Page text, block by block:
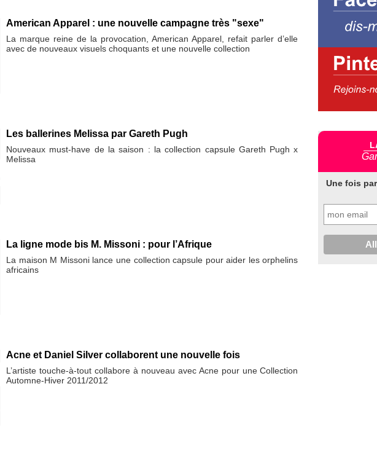
American Apparel : une nouvelle campagne très "sexe"
La marque reine de la provocation, American Apparel, refait parler d’elle
avec de nouveaux visuels choquants et une nouvelle collection
Les ballerines Melissa par Gareth Pugh
Nouveaux must-have de la saison : la collection capsule Gareth Pugh x
Melissa
La ligne mode bis M. Missoni : pour l’Afrique
La maison M Missoni lance une collection capsule pour aider les orphelins
africains
Acne et Daniel Silver collaborent une nouvelle fois
L’artiste touche-à-tout collabore à nouveau avec Acne pour une Collection
Automne-Hiver 2011/2012
Une fois